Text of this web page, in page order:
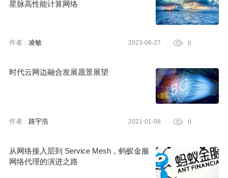
星脉高性能计算网络
作者 : 凌敏 2023-06-27  0
时代云网边融合发展愿景展望
作者 : 路宇浩 2021-01-08  0
从网络接入层到 Service Mesh，蚂蚁金服
网络代理的演进之路